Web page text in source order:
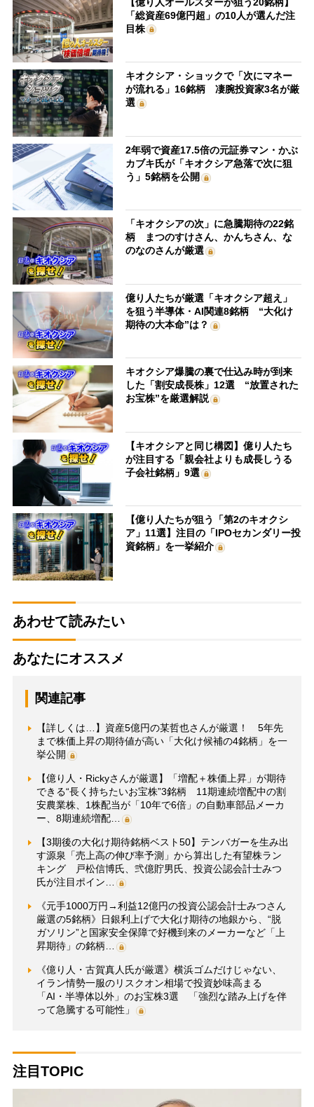
「総資産69億円超」の10人が選んだ注
目株
キオクシア・ショックで「次にマネー
が流れる」16銘柄 凄腕投資家3名が厳
選
2年弱で資産17.5倍の元証券マン・かぶ
カブキ氏が「キオクシア急落で次に狙
う」5銘柄を公開
「キオクシアの次」に急騰期待の22銘
柄 まつのすけさん、かんちさん、な
のなのさんが厳選
億り人たちが厳選「キオクシア超え」
を狙う半導体・AI関連8銘柄 “大化け
期待の大本命”は？
キオクシア爆騰の裏で仕込み時が到来
した「割安成長株」12選 “放置された
お宝株”を厳選解説
【キオクシアと同じ構図】億り人たち
が注目する「親会社よりも成長しうる
子会社銘柄」9選
【億り人たちが狙う「第2のキオクシ
ア」11選】注目の「IPOセカンダリー投
資銘柄」を一挙紹介
あわせて読みたい
あなたにオススメ
関連記事
【詳しくは…】資産5億円の某哲也さんが厳選！ 5年先
まで株価上昇の期待値が高い「大化け候補の4銘柄」を一
挙公開
【億り人・Rickyさんが厳選】「増配＋株価上昇」が期待
できる“長く持ちたいお宝株”3銘柄 11期連続増配中の割
安農業株、1株配当が「10年で6倍」の自動車部品メーカ
ー、8期連続増配…
【3期後の大化け期待銘柄ベスト50】テンバガーを生み出
す源泉「売上高の伸び率予測」から算出した有望株ラン
キング 戸松信博氏、弐億貯男氏、投資公認会計士みつ
氏が注目ポイン…
《元手1000万円→利益12億円の投資公認会計士みつさん
厳選の5銘柄》日銀利上げで大化け期待の地銀から、“脱
ガソリン”と国家安全保障で好機到来のメーカーなど「上
昇期待」の銘柄…
《億り人・古賀真人氏が厳選》横浜ゴムだけじゃない、
イラン情勢一服のリスクオン相場で投資妙味高まる
「AI・半導体以外」のお宝株3選 「強烈な踏み上げを伴
って急騰する可能性」
注目TOPIC